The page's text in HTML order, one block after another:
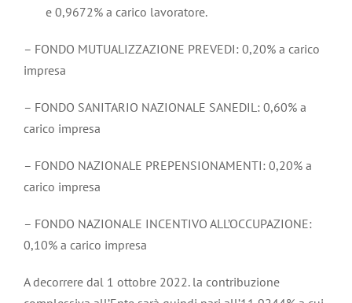
e 0,9672% a carico lavoratore.
– FONDO MUTUALIZZAZIONE PREVEDI: 0,20% a carico
impresa
– FONDO SANITARIO NAZIONALE SANEDIL: 0,60% a
carico impresa
– FONDO NAZIONALE PREPENSIONAMENTI: 0,20% a
carico impresa
– FONDO NAZIONALE INCENTIVO ALL’OCCUPAZIONE:
0,10% a carico impresa
A decorrere dal 1 ottobre 2022. la contribuzione